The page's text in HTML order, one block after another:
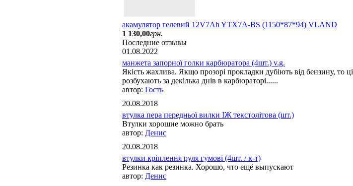
акамулятор гелевий 12V7Ah YTX7A-BS (1150*87*94) VLAND
1 130,00грн.
Последние отзывы
01.08.2022
манжета запорної голки карбюратора (4шт.) v.g.
Якість жахлива. Якщо прозорі прокладки дубіють від бензину, то ці
розбухають за декілька днів в карбюраторі......
Гость
20.08.2018
втулка пера передньої вилки ІЖ текстолітова (шт.)
Втулки хорошие можно брать
Денис
20.08.2018
втулки кріплення руля гумові (4шт. / к-т)
Резинка как резинка. Хорошо, что ещё выпускают
Денис